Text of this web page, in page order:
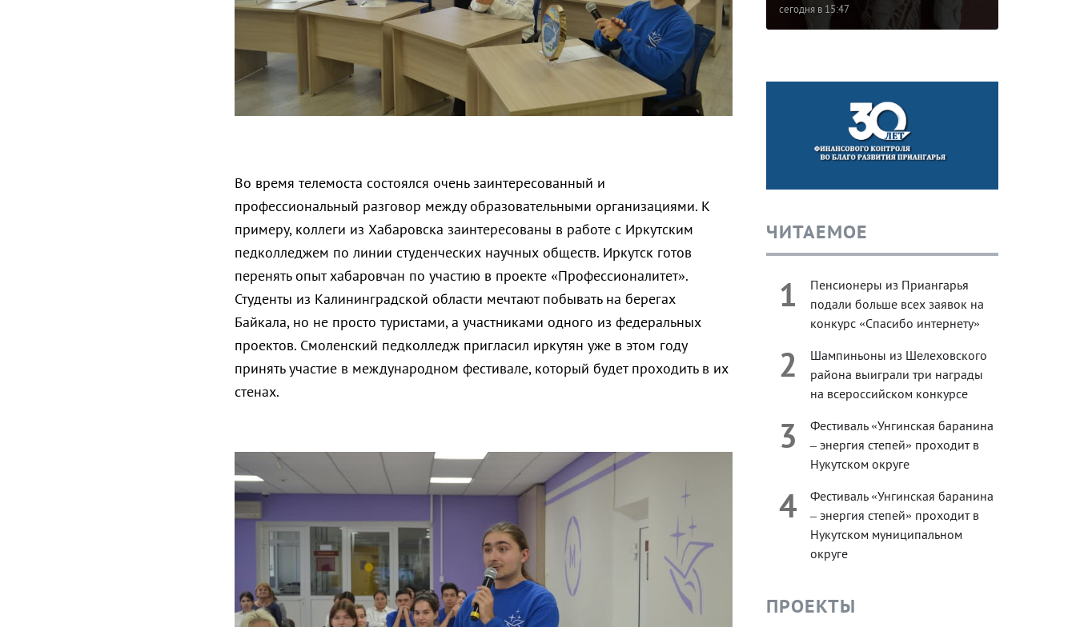
Во время телемоста состоялся очень заинтересованный и
профессиональный разговор между образовательными организациями. К
примеру, коллеги из Хабаровска заинтересованы в работе с Иркутским
педколледжем по линии студенческих научных обществ. Иркутск готов
перенять опыт хабаровчан по участию в проекте «Профессионалитет».
Студенты из Калининградской области мечтают побывать на берегах
Байкала, но не просто туристами, а участниками одного из федеральных
проектов. Смоленский педколледж пригласил иркутян уже в этом году
принять участие в международном фестивале, который будет проходить в их
стенах.
сегодня в 15:47
ЧИТАЕМОЕ
1
Пенсионеры из Приангарья
подали больше всех заявок на
конкурс «Спасибо интернету»
2
Шампиньоны из Шелеховского
района выиграли три награды
на всероссийском конкурсе
3
Фестиваль «Унгинская баранина
– энергия степей» проходит в
Нукутском округе
4
Фестиваль «Унгинская баранина
– энергия степей» проходит в
Нукутском муниципальном
округе
ПРОЕКТЫ